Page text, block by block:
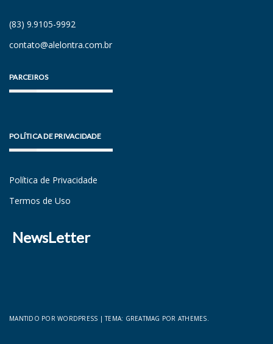
(83) 9.9105-9992
contato@alelontra.com.br
PARCEIROS
POLÍTICA DE PRIVACIDADE
Política de Privacidade
Termos de Uso
NewsLetter
MANTIDO POR WORDPRESS |TEMA: GREATMAG POR ATHEMES.